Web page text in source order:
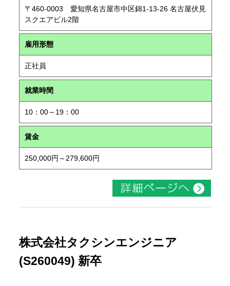
〒460-0003 愛知県名古屋市中区錦1-13-26 名古屋伏見
スクエアビル2階
雇用形態
正社員
就業時間
10：00～19：00
賃金
250,000円～279,600円
株式会社タクシンエンジニア
(S260049) 新卒